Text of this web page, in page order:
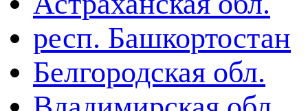
респ. Башкортостан
Белгородская обл.